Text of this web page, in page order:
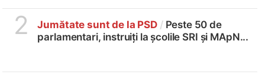
2 Jumătate sunt de la PSD / Peste 50 de
parlamentari, instruiți la școlile SRI și MApN...